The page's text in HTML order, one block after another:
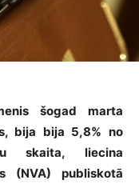
šogad marta
bija bija 5,8% no
skaita, liecina
(NVA) publiskotā